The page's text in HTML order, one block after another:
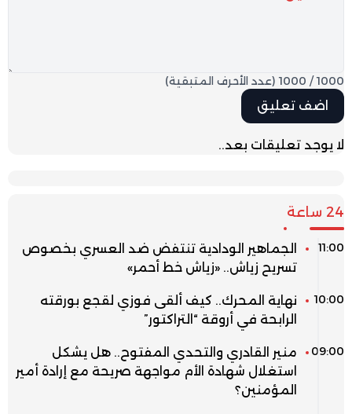
1000
/
1000 (عدد الأحرف المتبقية)
لا يوجد تعليقات بعد..
24 ساعة
11:00
الجماهير الودادية تنتفض ضد العسري بخصوص
تسريح زياش.. «زياش خط أحمر»
10:00
نهاية المحرك.. كيف ألقى فوزي لقجع بورقته
الرابحة في أروقة “التراكتور”
09:00
منير القادري والتحدي المفتوح.. هل يشكل
استغلال شهادة الأم مواجهة صريحة مع إرادة أمير
المؤمنين؟